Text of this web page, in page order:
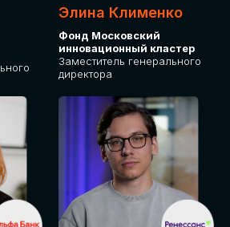
Элина Клименко
Фонд Московский
инновационный кластер
Заместитель генерального
директора
GLOBAL
ваши
Будем
ЗАЯВКУ